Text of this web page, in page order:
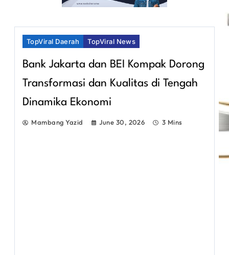
TopViral Daerah TopViral News
Bank Jakarta dan BEI Kompak Dorong
Transformasi dan Kualitas di Tengah
Dinamika Ekonomi
Mambang Yazid June 30, 2026 3 Mins